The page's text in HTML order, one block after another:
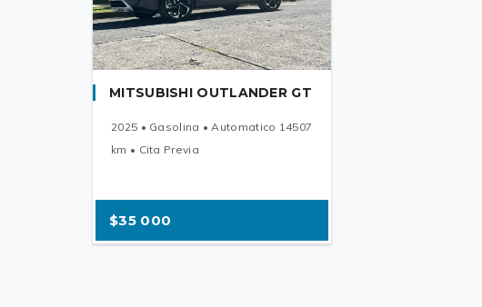
MITSUBISHI OUTLANDER GT
2025 • Gasolina • Automatico 14507
km • Cita Previa
$35 000